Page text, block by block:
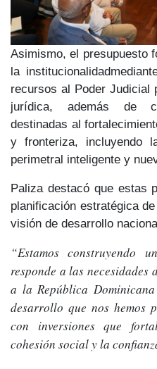
Asimismo, el presupuesto
la institucionalidad
recursos al Poder Judicial
jurídica, además de
destinadas al
y fronteriza,
incluyendo
perimetral inteligente y
Paliza destacó que estas
planificación estratégica
visión de desarrollo
“Estamos construyendo
responde a las necesidades
a la República
desarrollo que nos hemos
con inversiones que
cohesión social y la